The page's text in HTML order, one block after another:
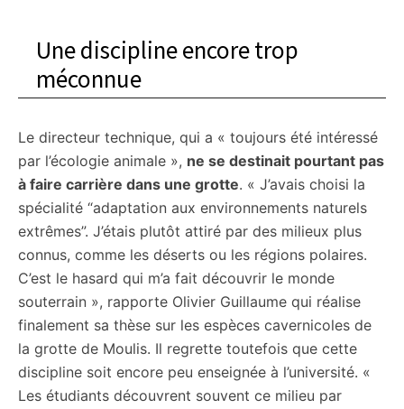
Une discipline encore trop
méconnue
Le directeur technique, qui a « toujours été intéressé
par l’écologie animale », ne se destinait pourtant pas
à faire carrière dans une grotte. « J’avais choisi la
spécialité “adaptation aux environnements naturels
extrêmes”. J’étais plutôt attiré par des milieux plus
connus, comme les déserts ou les régions polaires.
C’est le hasard qui m’a fait découvrir le monde
souterrain », rapporte Olivier Guillaume qui réalise
finalement sa thèse sur les espèces cavernicoles de
la grotte de Moulis. Il regrette toutefois que cette
discipline soit encore peu enseignée à l’université. «
Les étudiants découvrent souvent ce milieu par